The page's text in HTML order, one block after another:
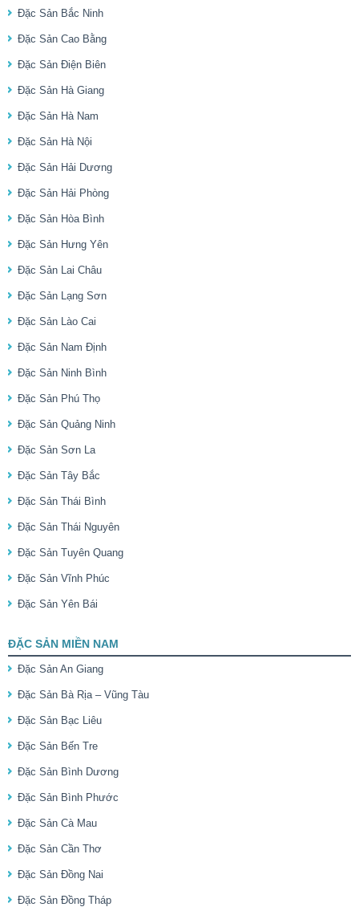
Đặc Sản Bắc Ninh
Đặc Sản Cao Bằng
Đặc Sản Điện Biên
Đặc Sản Hà Giang
Đặc Sản Hà Nam
Đặc Sản Hà Nội
Đặc Sản Hải Dương
Đặc Sản Hải Phòng
Đặc Sản Hòa Bình
Đặc Sản Hưng Yên
Đặc Sản Lai Châu
Đặc Sản Lạng Sơn
Đặc Sản Lào Cai
Đặc Sản Nam Định
Đặc Sản Ninh Bình
Đặc Sản Phú Thọ
Đặc Sản Quảng Ninh
Đặc Sản Sơn La
Đặc Sản Tây Bắc
Đặc Sản Thái Bình
Đặc Sản Thái Nguyên
Đặc Sản Tuyên Quang
Đặc Sản Vĩnh Phúc
Đặc Sản Yên Bái
ĐẶC SẢN MIỀN NAM
Đặc Sản An Giang
Đặc Sản Bà Rịa – Vũng Tàu
Đặc Sản Bạc Liêu
Đặc Sản Bến Tre
Đặc Sản Bình Dương
Đặc Sản Bình Phước
Đặc Sản Cà Mau
Đặc Sản Cần Thơ
Đặc Sản Đồng Nai
Đặc Sản Đồng Tháp